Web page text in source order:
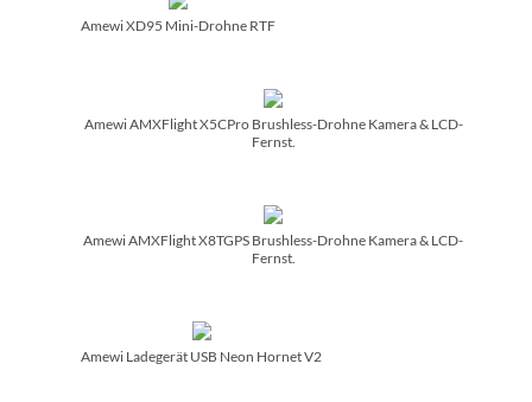
Amewi XD95 Mini-Drohne RTF
Amewi AMXFlight X5CPro Brushless-Drohne Kamera & LCD-
Fernst.
Amewi AMXFlight X8TGPS Brushless-Drohne Kamera & LCD-
Fernst.
Amewi Ladegerät USB Neon Hornet V2